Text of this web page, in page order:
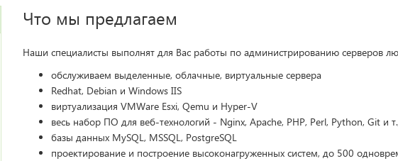
Что мы предлагаем
Наши специалисты выполнят для Вас работы по администрированию серверов
обслуживаем выделенные, облачные, виртуальные сервера
Redhat, Debian и Windows IIS
виртуализация VMWare Esxi, Qemu и Hyper-V
весь набор ПО для веб-технологий - Nginx, Apache, PHP, Perl, Python, Git и
базы данных MySQL, MSSQL, PostgreSQL
проектирование и построение высоконагруженных систем, до 500